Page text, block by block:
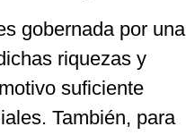
gobernada por una
riquezas y
suficiente
También, para